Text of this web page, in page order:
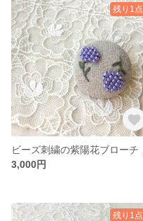
残り1点
3,000円
残り1点